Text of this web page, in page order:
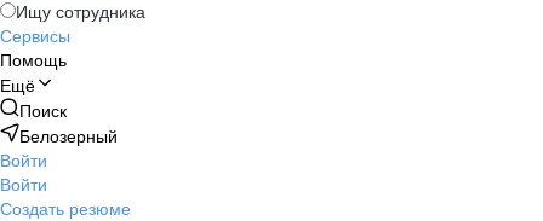
Ищу сотрудника
Сервисы
Помощь
Ещё
Поиск
Белозерный
Войти
Войти
Создать резюме